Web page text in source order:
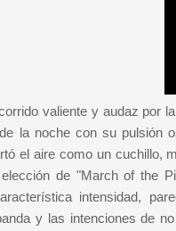
valiente y audaz por
la noche con su pulsión
el aire como un cuchillo,
de "March of the
intensidad,
y las intenciones de